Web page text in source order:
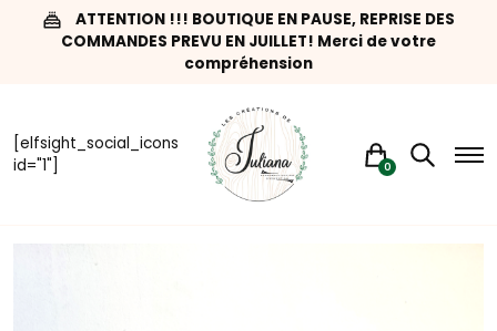
ATTENTION !!! BOUTIQUE EN PAUSE, REPRISE DES
COMMANDES PREVU EN JUILLET! Merci de votre
compréhension
[elfsight_social_icons
id="1"]
0